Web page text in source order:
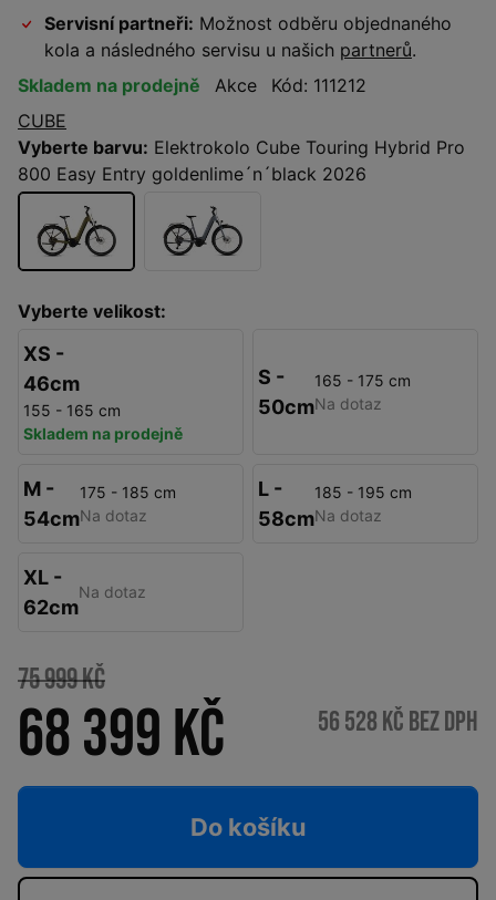
Servisní partneři: Možnost odběru objednaného
kola a následného servisu u našich partnerů.
Skladem na prodejně
Akce
Kód: 111212
CUBE
Vyberte barvu: Elektrokolo Cube Touring Hybrid Pro
800 Easy Entry goldenlime´n´black 2026
Vyberte velikost:
XS -
46cm
155 - 165 cm
Skladem na prodejně
S -
50cm
165 - 175 cm
Na dotaz
M -
54cm
175 - 185 cm
Na dotaz
L -
58cm
185 - 195 cm
Na dotaz
XL -
62cm
Na dotaz
75 999 Kč
68 399 Kč 56 528 Kč bez DPH
Do košíku